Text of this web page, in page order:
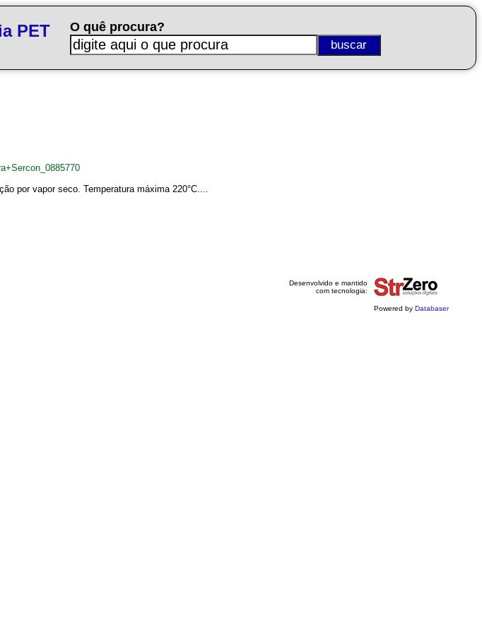
PET O quê procura?
por vapor seco. Temperatura máxima 220°C....
Desenvolvido e mantido
com tecnologia:
Powered by Databaser